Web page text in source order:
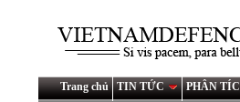
Trang chủ TIN TỨC PHÂN